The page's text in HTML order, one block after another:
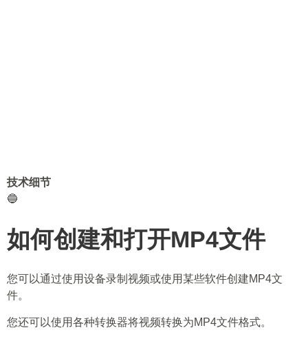
技术细节
🔵
如何创建和打开MP4文件
您可以通过使用设备录制视频或使用某些软件创建MP4文
件。
您还可以使用各种转换器将视频转换为MP4文件格式。